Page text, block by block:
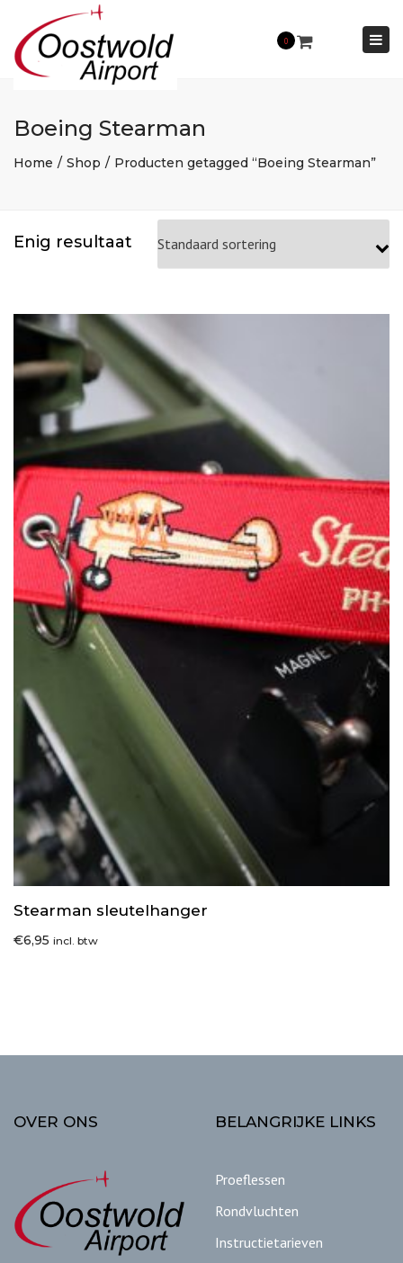
0
Boeing Stearman
Home Shop Producten getagged “Boeing Stearman”
Enig resultaat
Stearman sleutelhanger
€6,95 incl. btw
OVER ONS BELANGRIJKE LINKS
Proeflessen
Rondvluchten
Instructietarieven